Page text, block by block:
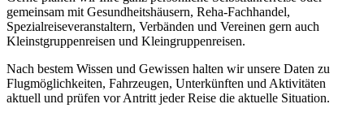
gemeinsam mit Gesundheitshäusern, Reha-Fachhandel,
Spezialreiseveranstaltern, Verbänden und Vereinen gern auch
Kleinstgruppenreisen und Kleingruppenreisen.
Nach bestem Wissen und Gewissen halten wir unsere Daten zu
Flugmöglichkeiten, Fahrzeugen, Unterkünften und Aktivitäten
aktuell und prüfen vor Antritt jeder Reise die aktuelle Situation.